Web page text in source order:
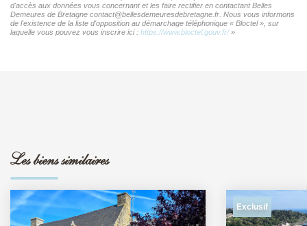
d'accès aux données vous concernant et les faire rectifier en contactant Belles
Demeures de Bretagne contact@bellesdemeuresdebretagne.fr. Nous vous informons
de l'existence de la liste d'opposition au démarchage téléphonique « Bloctel », sur
laquelle vous pouvez vous inscrire ici : https://www.bloctel.gouv.fr/»
Les biens similaires
Exclusif